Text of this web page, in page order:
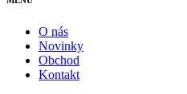
O nás
Novinky
Obchod
Kontakt